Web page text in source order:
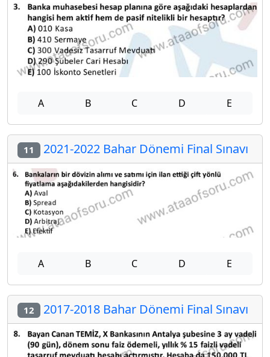
A B C D E
11 2021-2022 Bahar Dönemi Final Sınavı
A B C D E
12 2017-2018 Bahar Dönemi Final Sınavı